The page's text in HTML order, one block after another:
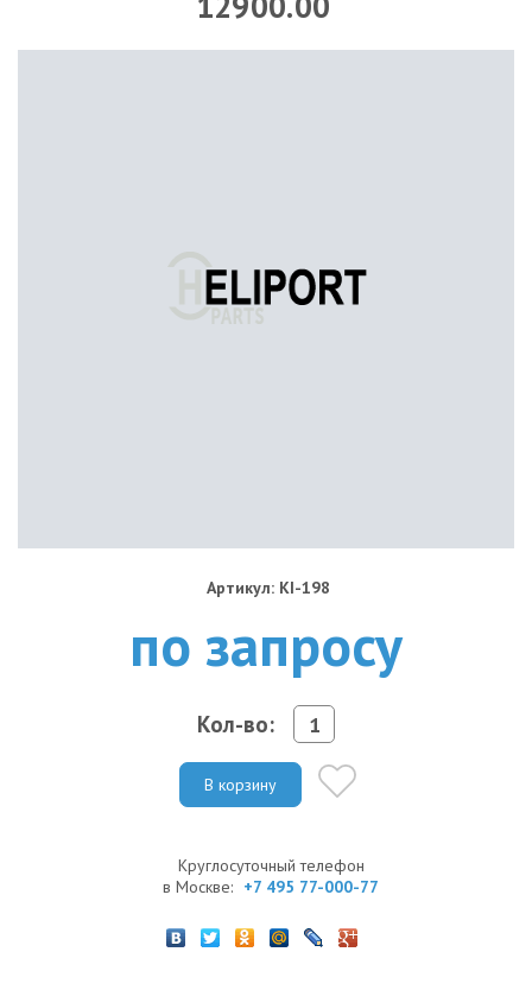
Артикул: KI-198
по запросу
Кол-во:
В корзину
Круглосуточный телефон
в Москве: +7 495 77-000-77